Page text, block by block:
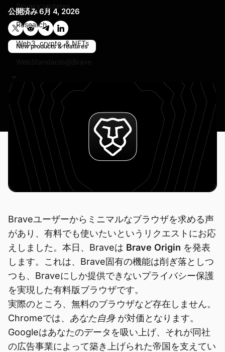
Privacy updates
Research
Web3, crypto, & NFTs
WebStandards@Brave
公開済み6月 4, 2026
Twitterで共有する
Reddit で共有
Telegramで共有
LinkedInで共有
New products & features
Braveユーザーからミニマルなブラウザを求める声
があり、有料でも使いたいというリクエストにお応
えしました。本日、Braveは Brave Origin を発表
します。これは、Brave固有の機能は削ぎ落としつ
つも、Braveにしか提供できないプライバシー保護
を実現した有料版ブラウザです。
実際のところ、無料のブラウザなど存在しません。
Chromeでは、 あなた自身が対価となります。
Googleはあなたのデータを吸い上げ、それが同社
の広告事業によって築き上げられた帝国を支えてい